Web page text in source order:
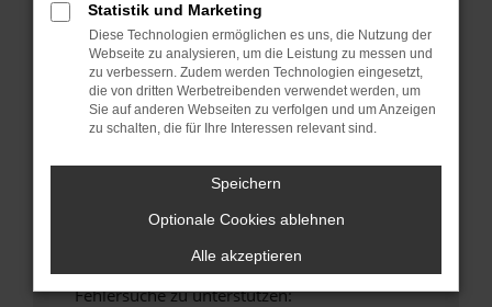
Betriebssystem auf dem neuesten Stand
sind.
Veraltete Software birgt nicht nur ein
Sicherheitsrisiko, sondern kann auch dazu
führen, dass bestimmte Funktionen nicht mehr
unterstützt werden.
Wende dich an den Webseitenbetreiber.
Wenn du alle oben genannten Schritte versucht
hast, kontaktiere uns bitte. Wir werden
versuchen, das Problem zu beheben. Du kannst
uns diesen Text schicken, um uns bei der
Fehlersuche zu unterstützen:
Statistik und Marketing
Diese Technologien ermöglichen es uns, die Nutzung der
Webseite zu analysieren, um die Leistung zu messen und
zu verbessern. Zudem werden Technologien eingesetzt,
die von dritten Werbetreibenden verwendet werden, um
Sie auf anderen Webseiten zu verfolgen und um Anzeigen
zu schalten, die für Ihre Interessen relevant sind.
Speichern
Optionale Cookies ablehnen
Alle akzeptieren